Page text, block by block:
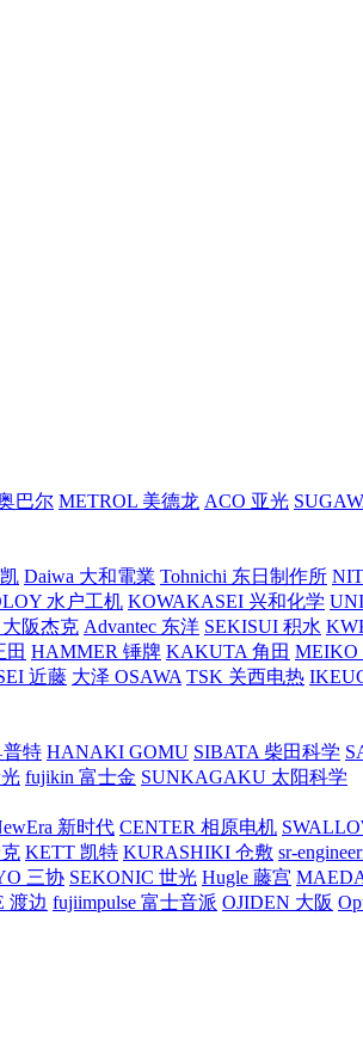
巴尔 METROL 美德龙 ACO 亚光
Daiwa 大和電業 Tohnichi 东日制作所
水户工机 KOWAKASEI 兴和化学
阪杰克 Advantec 东洋 SEKISUI 积水
田 HAMMER 锤牌 KAKUTA 角田 MEIKO
近藤 大泽 OSAWA TSK 关西电热
普特 HANAKI GOMU SIBATA 柴田科学
fujikin 富士金 SUNKAGAKU 太阳科学
新时代 CENTER 相原电机
KETT 凯特 KURASHIKI 仓敷 sr-
三协 SEKONIC 世光 Hugle 藤宫
渡边 fujiimpulse 富士音派 OJIDEN 大阪